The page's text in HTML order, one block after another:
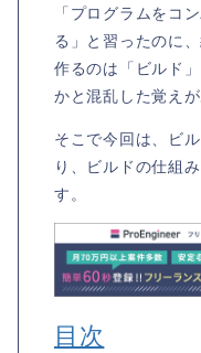
「プログラムをコ
る」と習ったのに
作るのは「ビルド
かと混乱した覚えが
そこで今回は、ビ
り、ビルドの仕組
す。
目次